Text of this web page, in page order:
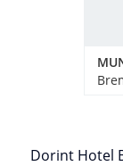
Dorint Hotel